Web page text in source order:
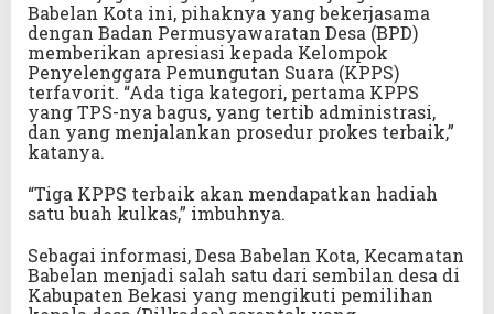
Babelan Kota ini, pihaknya yang bekerjasama
dengan Badan Permusyawaratan Desa (BPD)
memberikan apresiasi kepada Kelompok
Penyelenggara Pemungutan Suara (KPPS)
terfavorit. “Ada tiga kategori, pertama KPPS
yang TPS-nya bagus, yang tertib administrasi,
dan yang menjalankan prosedur prokes terbaik,”
katanya.
“Tiga KPPS terbaik akan mendapatkan hadiah
satu buah kulkas,” imbuhnya.
Sebagai informasi, Desa Babelan Kota, Kecamatan
Babelan menjadi salah satu dari sembilan desa di
Kabupaten Bekasi yang mengikuti pemilihan